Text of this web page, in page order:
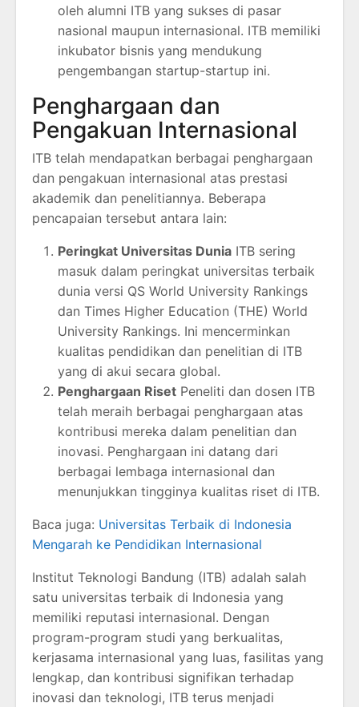
oleh alumni ITB yang sukses di pasar
nasional maupun internasional. ITB memiliki
inkubator bisnis yang mendukung
pengembangan startup-startup ini.
Penghargaan dan
Pengakuan Internasional
ITB telah mendapatkan berbagai penghargaan
dan pengakuan internasional atas prestasi
akademik dan penelitiannya. Beberapa
pencapaian tersebut antara lain:
Peringkat Universitas Dunia ITB sering
masuk dalam peringkat universitas terbaik
dunia versi QS World University Rankings
dan Times Higher Education (THE) World
University Rankings. Ini mencerminkan
kualitas pendidikan dan penelitian di ITB
yang di akui secara global​​.
Penghargaan Riset Peneliti dan dosen ITB
telah meraih berbagai penghargaan atas
kontribusi mereka dalam penelitian dan
inovasi. Penghargaan ini datang dari
berbagai lembaga internasional dan
menunjukkan tingginya kualitas riset di ITB.
Baca juga: Universitas Terbaik di Indonesia
Mengarah ke Pendidikan Internasional
Institut Teknologi Bandung (ITB) adalah salah
satu universitas terbaik di Indonesia yang
memiliki reputasi internasional. Dengan
program-program studi yang berkualitas,
kerjasama internasional yang luas, fasilitas yang
lengkap, dan kontribusi signifikan terhadap
inovasi dan teknologi, ITB terus menjadi